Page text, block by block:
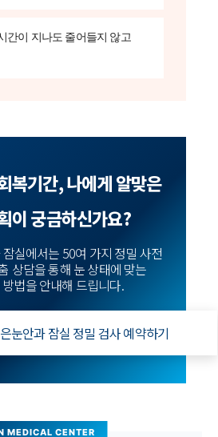
간이 지나도 줄어들지 않고
복기간, 나에게 알맞은
이 궁금하신가요?
실에서는 50여 가지 정밀 사전
상담을 통해 눈 상태에 맞는
법을 안내해 드립니다.
눈안과 잠실 정밀 검사 예약하기